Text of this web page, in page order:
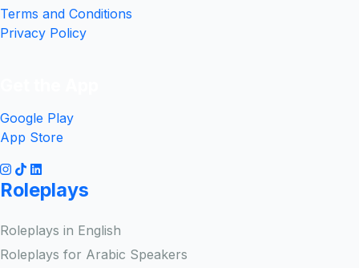
Terms and Conditions
Privacy Policy
Google Play
App Store
Roleplays
Roleplays in English
Roleplays for Arabic Speakers